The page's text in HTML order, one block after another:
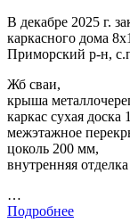
В декабре 2025 г.
каркасного дома
Приморский р-н,
Жб сваи,
крыша
каркас сухая доска
межэтажное
цоколь 200 мм,
внутренняя
…
Подробнее